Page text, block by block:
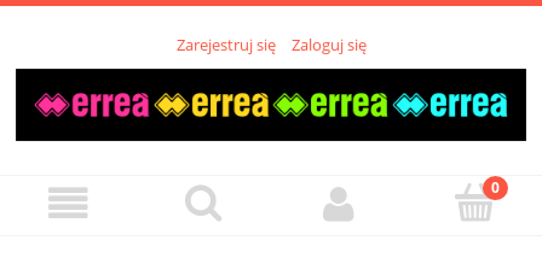
Zarejestruj się Zaloguj się